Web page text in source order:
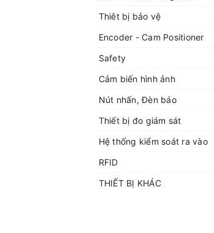
Thiêt bị bảo vệ
Encoder - Cam Positioner
Safety
Cảm biến hình ảnh
Nút nhấn, Đèn báo
Thiết bị đo giám sát
Hệ thống kiểm soát ra vào
RFID
THIẾT BỊ KHÁC